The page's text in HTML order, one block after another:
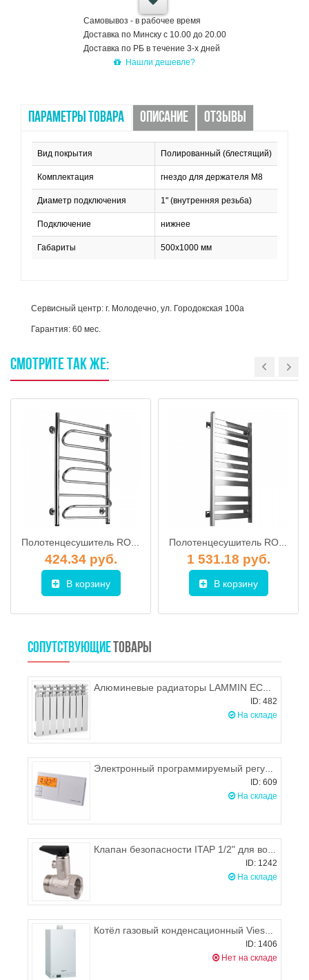
Самовывоз - в рабочее время
Доставка по Минску с 10.00 до 20.00
Доставка по РБ в течение 3-х дней
Нашли дешевле?
ПАРАМЕТРЫ ТОВАРА ОПИСАНИЕ ОТЗЫВЫ
Вид покрытия Полированный (блестящий)
Комплектация гнездо для держателя М8
Диаметр подключения 1" (внутренняя резьба)
Подключение нижнее
Габариты 500х1000 мм
Сервисный центр: г. Молодечно, ул. Городокская 100а
Гарантия: 60 мес.
СМОТРИТЕ ТАКЖЕ:
Полотенцесушитель ROSTELA Танго (ниж. подв. 1/2") 400x800 мм
424.34 руб.
В корзину
Полотенцесушитель ROSTELA Квадро V 50 (ниж. подв. 1/2") 400х1200/12 мм
1 531.18 руб.
В корзину
СОПУТСТВУЮЩИЕ ТОВАРЫ
Алюминевые радиаторы LAMMIN ECO AL-500-80
ID: 482
На складе
Электронный программируемый регулятор температуры SALUS 091 FL
ID: 609
На складе
Клапан безопасности ITAP 1/2" для водонагревателя с ручкой спуска
ID: 1242
На складе
Котёл газовый конденсационный Viessman Vitodens 100-W 35 кВт (двухконтурный)
ID: 1406
Нет на складе